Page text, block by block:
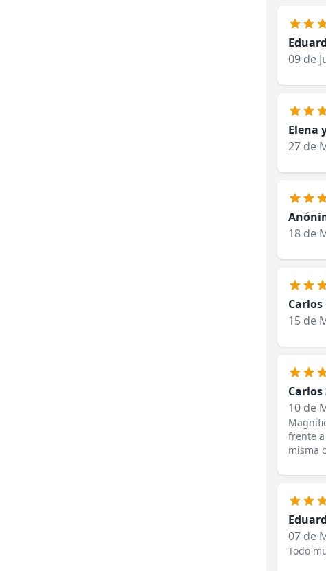
09 de
Elena
27 de
18 de
15 de
Carlos
10 de
frente
misma
07 de
Todo